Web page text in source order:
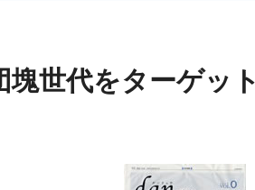
塊世代をターゲッ